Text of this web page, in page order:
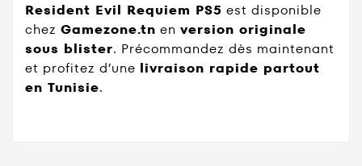
Resident Evil Requiem PS5 est disponible
chez Gamezone.tn en version originale
sous blister. Précommandez dès maintenant
et profitez d’une livraison rapide partout
en Tunisie.